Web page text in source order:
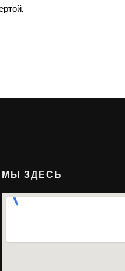
МЫ ЗДЕСЬ